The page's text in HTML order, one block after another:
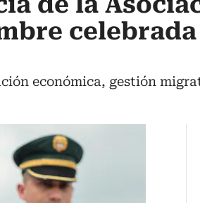
económica, gestión